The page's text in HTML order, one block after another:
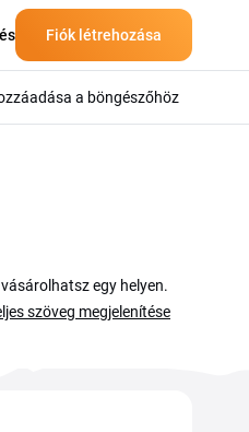
Fiók létrehozása
a böngészőhöz
egy helyen.
tölthetsz fel olyan
kuponkódokat és
szöveg megjelenítése